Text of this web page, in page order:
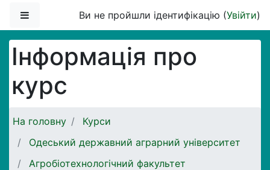
Бокова панельВи не пройшли ідентифікацію (Увійти)
Інформація про
курс
На головну
Курси
Одеський державний аграрний університет
Агробіотехнологічний факультет